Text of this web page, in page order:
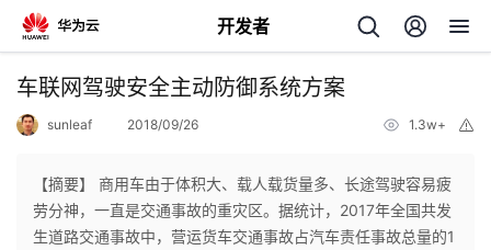
开发者
返
车联网驾驶安全主动防御系统方案
sunleaf 2018/09/26 1.3w+
【摘要】 商用车由于体积大、载人载货量多、长途驾驶容易疲
劳分神，一直是交通事故的重灾区。据统计，2017年全国共发
生道路交通事故中，营运货车交通事故占汽车责任事故总量的1